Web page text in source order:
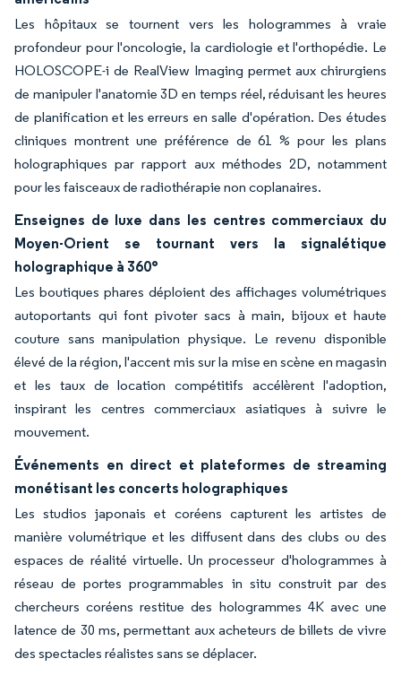
Les hôpitaux se tournent vers les hologrammes à vraie
profondeur pour l'oncologie, la cardiologie et l'orthopédie. Le
HOLOSCOPE-i de RealView Imaging permet aux chirurgiens
de manipuler l'anatomie 3D en temps réel, réduisant les heures
de planification et les erreurs en salle d'opération. Des études
cliniques montrent une préférence de 61 % pour les plans
holographiques par rapport aux méthodes 2D, notamment
pour les faisceaux de radiothérapie non coplanaires.
Enseignes de luxe dans les centres commerciaux du
Moyen-Orient se tournant vers la signalétique
holographique à 360°
Les boutiques phares déploient des affichages volumétriques
autoportants qui font pivoter sacs à main, bijoux et haute
couture sans manipulation physique. Le revenu disponible
élevé de la région, l'accent mis sur la mise en scène en magasin
et les taux de location compétitifs accélèrent l'adoption,
inspirant les centres commerciaux asiatiques à suivre le
mouvement.
Événements en direct et plateformes de streaming
monétisant les concerts holographiques
Les studios japonais et coréens capturent les artistes de
manière volumétrique et les diffusent dans des clubs ou des
espaces de réalité virtuelle. Un processeur d'hologrammes à
réseau de portes programmables in situ construit par des
chercheurs coréens restitue des hologrammes 4K avec une
latence de 30 ms, permettant aux acheteurs de billets de vivre
des spectacles réalistes sans se déplacer.